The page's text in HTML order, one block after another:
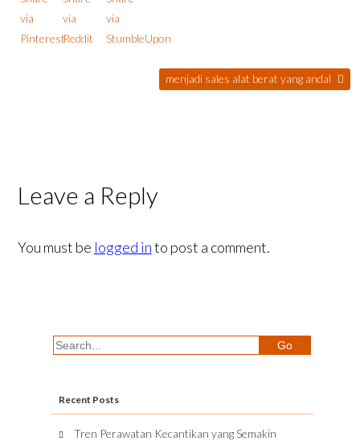
menjadi sales alat berat yang andal
Leave a Reply
You must be logged into post a comment.
Recent Posts
Tren Perawatan Kecantikan yang Semakin